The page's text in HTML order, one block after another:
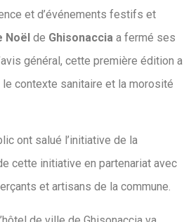
et d’événements festifs et
Noël de Ghisonaccia a fermé ses
général, cette première édition a
contexte sanitaire et la morosité
ont salué l’initiative de la
cette initiative en partenariat avec
et artisans de la commune.